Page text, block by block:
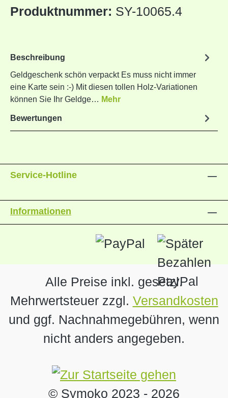
Produktnummer: SY-10065.4
Beschreibung
Geldgeschenk schön verpackt Es muss nicht immer
eine Karte sein :-) Mit diesen tollen Holz-Variationen
können Sie Ihr Geldge… Mehr
Bewertungen
Service-Hotline
Informationen
Alle Preise inkl. gesetzl.
Mehrwertsteuer zzgl. Versandkosten
und ggf. Nachnahmegebühren, wenn
nicht anders angegeben.
© Symoko 2023 - 2026